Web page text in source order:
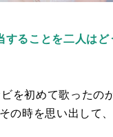
することを二人はど
を初めて歌ったの
の時を思い出して